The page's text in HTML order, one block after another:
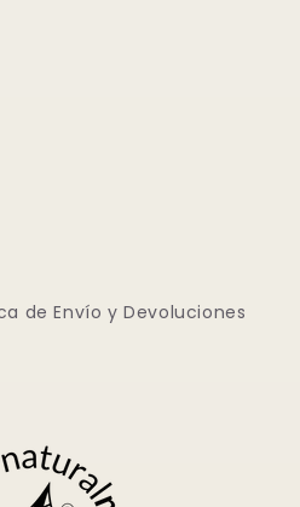
de Envío y Devoluciones